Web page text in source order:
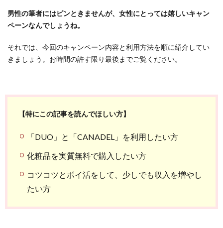
男性の筆者にはピンときませんが、女性にとっては嬉しいキャン
ペーンなんでしょうね。
それでは、今回のキャンペーン内容と利用方法を順に紹介してい
きましょう。お時間の許す限り最後までご覧ください。
【特にこの記事を読んでほしい方】
「DUO」と「CANADEL」を利用したい方
化粧品を実質無料で購入したい方
コツコツとポイ活をして、少しでも収入を増やし
たい方